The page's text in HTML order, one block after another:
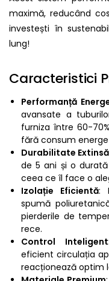
maximă, reducând
investești în
lung!
Caracteristici
Performanță
avansate a
furniza între 60-
fără consum
Durabilitate Extinsă
de 5 ani și o
ceea ce îl face o
Izolație Eficientă:
spumă
pierderile de
rece.
Control Inteligent
eficient circulația
reacționează optim